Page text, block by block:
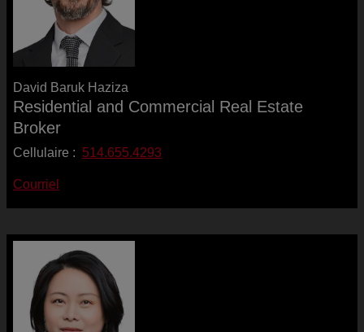
David Baruk Haziza
Residential and Commercial Real Estate
Broker
Cellulaire : 514.655.4293
Courriel